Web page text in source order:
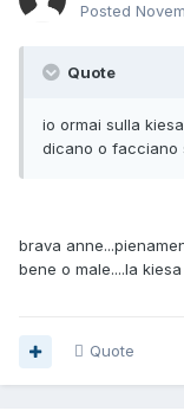
Posted
Quote
io ormai sulla
dicano o facciano
brava
bene o male....la
Quote